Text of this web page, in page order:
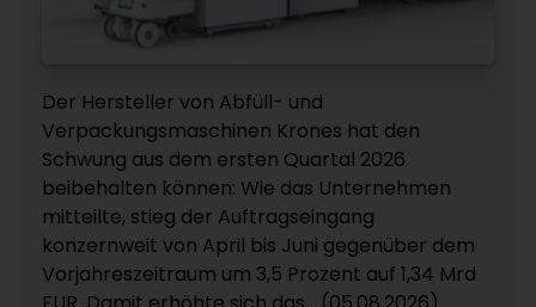
Der Hersteller von Abfüll- und
Verpackungsmaschinen Krones hat den
Schwung aus dem ersten Quartal 2026
beibehalten können: Wie das Unternehmen
mitteilte, stieg der Auftragseingang
konzernweit von April bis Juni gegenüber dem
Vorjahreszeitraum um 3,5 Prozent auf 1,34 Mrd